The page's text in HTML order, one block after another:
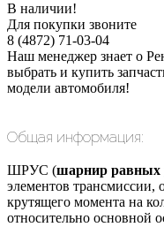
В наличии!
Для покупки звоните
8 (4872) 71-03-04
Наш менеджер знает о
выбрать и купить
модели автомобиля!
Общая информация:
ШРУС (шарнир равных
элементов трансмиссии,
крутящего момента на
относительно основной